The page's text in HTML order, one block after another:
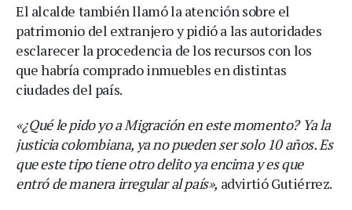
El alcalde también llamó la atención sobre el
patrimonio del extranjero y pidió a las autoridades
esclarecer la procedencia de los recursos con los
que habría comprado inmuebles en distintas
ciudades del país.
«¿Qué le pido yo a Migración en este momento? Ya la
justicia colombiana, ya no pueden ser solo 10 años. Es
que este tipo tiene otro delito ya encima y es que
entró de manera irregular al país», advirtió Gutiérrez.